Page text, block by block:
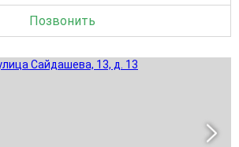
Позвонить